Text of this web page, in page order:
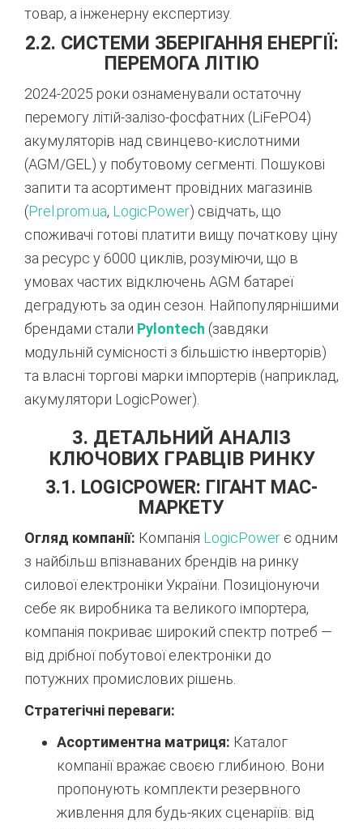
товар, а інженерну експертизу.
2.2. СИСТЕМИ ЗБЕРІГАННЯ ЕНЕРГІЇ:
ПЕРЕМОГА ЛІТІЮ
2024-2025 роки ознаменували остаточну
перемогу літій-залізо-фосфатних (LiFePO4)
акумуляторів над свинцево-кислотними
(AGM/GEL) у побутовому сегменті. Пошукові
запити та асортимент провідних магазинів
(Prel.prom.ua, LogicPower) свідчать, що
споживачі готові платити вищу початкову ціну
за ресурс у 6000 циклів, розуміючи, що в
умовах частих відключень AGM батареї
деградують за один сезон. Найпопулярнішими
брендами стали Pylontech (завдяки
модульній сумісності з більшістю інверторів)
та власні торгові марки імпортерів (наприклад,
акумулятори LogicPower).
3. ДЕТАЛЬНИЙ АНАЛІЗ
КЛЮЧОВИХ ГРАВЦІВ РИНКУ
3.1. LOGICPOWER: ГІГАНТ МАС-
МАРКЕТУ
Огляд компанії: Компанія LogicPower є одним
з найбільш впізнаваних брендів на ринку
силової електроніки України. Позиціонуючи
себе як виробника та великого імпортера,
компанія покриває широкий спектр потреб —
від дрібної побутової електроніки до
потужних промислових рішень.
Стратегічні переваги:
Асортиментна матриця: Каталог
компанії вражає своєю глибиною. Вони
пропонують комплекти резервного
живлення для будь-яких сценаріїв: від